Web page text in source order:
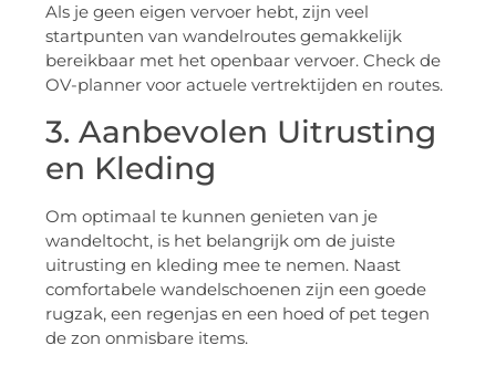
Als je geen eigen vervoer hebt, zijn veel
startpunten van wandelroutes gemakkelijk
bereikbaar met het openbaar vervoer. Check de
OV-planner voor actuele vertrektijden en routes.
3. Aanbevolen Uitrusting
en Kleding
Om optimaal te kunnen genieten van je
wandeltocht, is het belangrijk om de juiste
uitrusting en kleding mee te nemen. Naast
comfortabele wandelschoenen zijn een goede
rugzak, een regenjas en een hoed of pet tegen
de zon onmisbare items.